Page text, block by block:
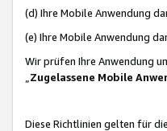
(d) Ihre Mobile Anwendung
(e) Ihre Mobile Anwendung
Wir prüfen Ihre Anwendung
„Zugelassene Mobile
Diese Richtlinien gelten für